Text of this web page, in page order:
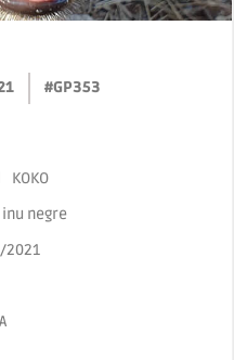
#GP353
KOKO
inu negre
2021